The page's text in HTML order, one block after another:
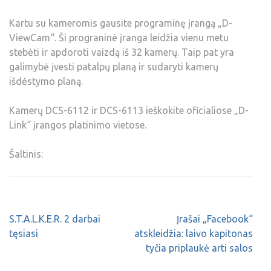
Kartu su kameromis gausite programinę įrangą „D-
ViewCam“. Ši prograninė įranga leidžia vienu metu
stebėti ir apdoroti vaizdą iš 32 kamerų. Taip pat yra
galimybė įvesti patalpų planą ir sudaryti kamerų
išdėstymo planą.
Kamerų DCS-6112 ir DCS-6113 ieškokite oficialiose „D-
Link“ įrangos platinimo vietose.
Šaltinis:
S.T.A.L.K.E.R. 2 darbai
tęsiasi
Įrašai „Facebook“
atskleidžia: laivo kapitonas
tyčia priplaukė arti salos